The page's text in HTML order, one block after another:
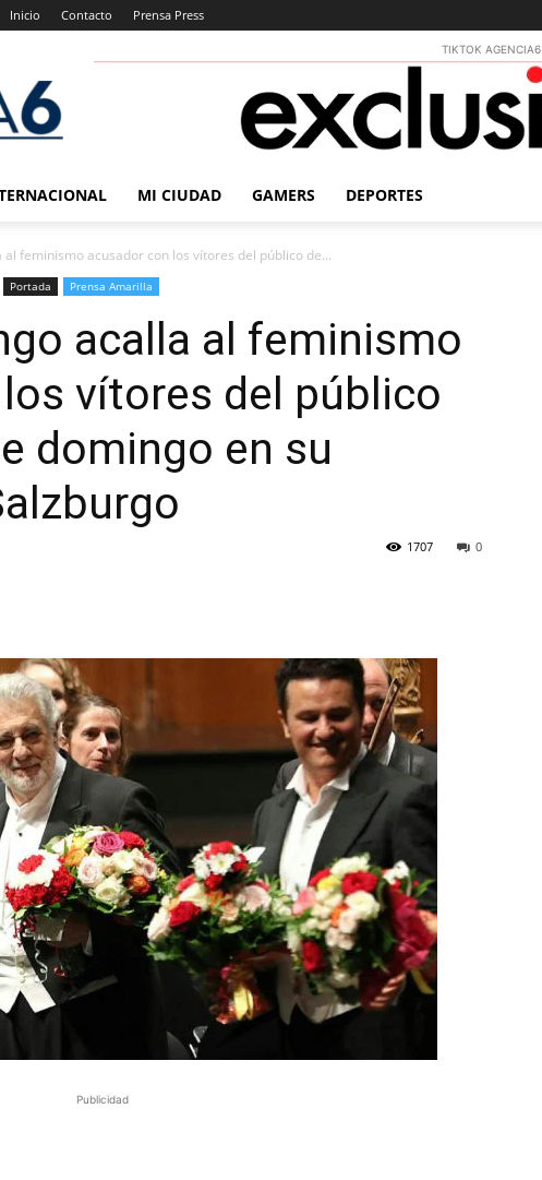
Inicio Contacto Prensa Press
TIKTOK AGENCIA6
MI CIUDAD GAMERS DEPORTES
al feminismo acusador con los vítores del público de...
Portada Prensa Amarilla
acalla al feminismo
vítores del público
domingo en su
0
1707
Publicidad